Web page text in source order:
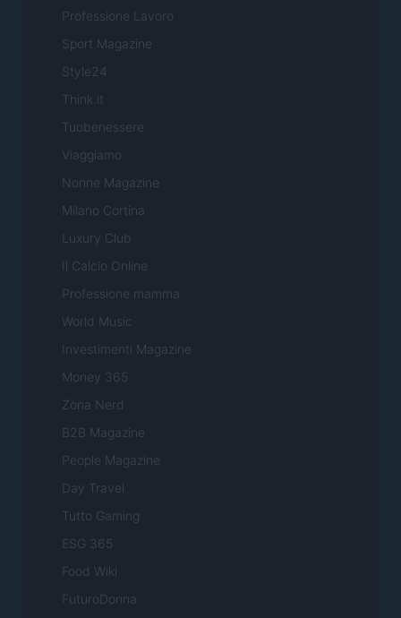
Professione Lavoro
Sport Magazine
Style24
Think.it
Tuobenessere
Viaggiamo
Nonne Magazine
Milano Cortina
Luxury Club
Il Calcio Online
Professione mamma
World Music
Investimenti Magazine
Money 365
Zona Nerd
B2B Magazine
People Magazine
Day Travel
Tutto Gaming
ESG 365
Food Wiki
FuturoDonna